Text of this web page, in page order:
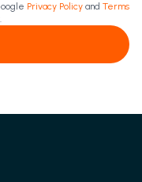
Privacy Policy and Terms